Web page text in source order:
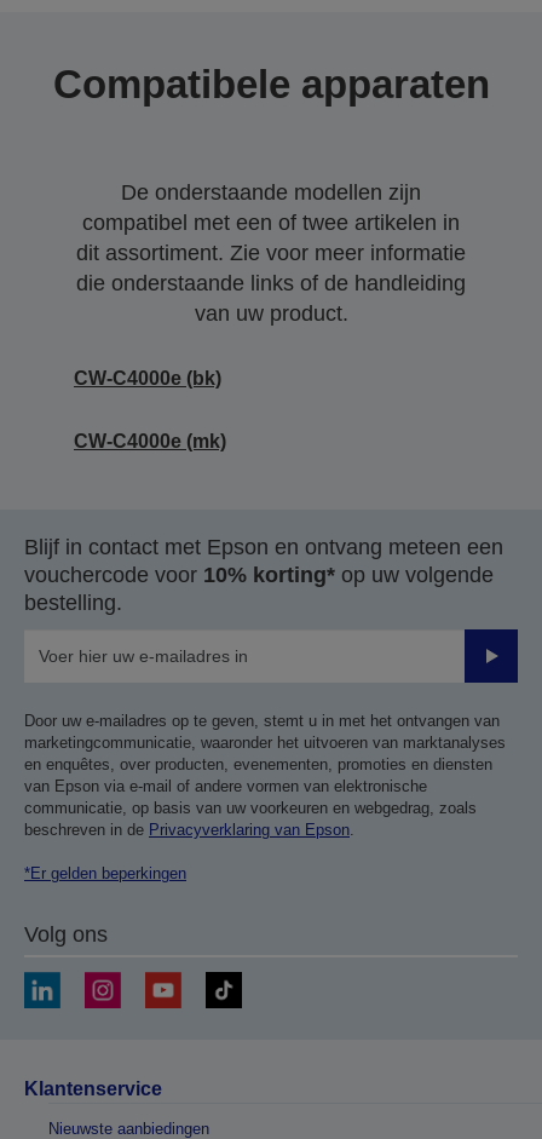
Compatibele apparaten
De onderstaande modellen zijn
compatibel met een of twee artikelen in
dit assortiment. Zie voor meer informatie
die onderstaande links of de handleiding
van uw product.
CW-C4000e (bk)
CW-C4000e (mk)
Blijf in contact met Epson en ontvang meteen een
vouchercode voor 10% korting* op uw volgende
bestelling.
Door uw e-mailadres op te geven, stemt u in met het ontvangen van
marketingcommunicatie, waaronder het uitvoeren van marktanalyses
en enquêtes, over producten, evenementen, promoties en diensten
van Epson via e-mail of andere vormen van elektronische
communicatie, op basis van uw voorkeuren en webgedrag, zoals
beschreven in de Privacyverklaring van Epson
*Er gelden beperkingen
Volg ons
Klantenservice
Nieuwste aanbiedingen